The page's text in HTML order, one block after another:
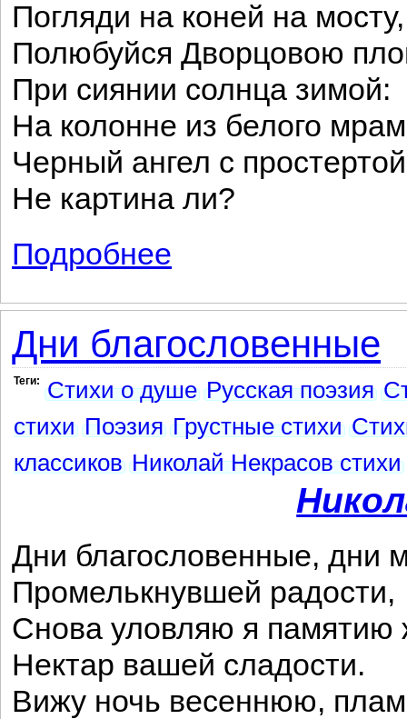
Погляди на коней на мосту,
Полюбуйся Дворцовою
При сиянии солнца зимой:
На колонне из белого
Черный ангел с
Не картина ли?
Подробнее
Дни благословенные
Теги: Стихи о душе Русская поэзия
стихи Поэзия Грустные стихи
классиков Николай Некрасов стихи
Дни благословенные, дни
Промелькнувшей радости,
Снова уловляю я
Нектар вашей сладости.
Вижу ночь весеннюю,